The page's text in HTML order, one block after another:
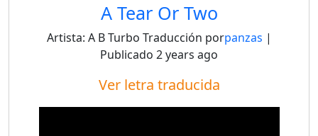
A Tear Or Two
Artista: A B Turbo Traducción porpanzas |
Publicado 2 years ago
Ver letra traducida